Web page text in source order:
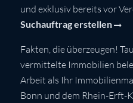
und exklusiv bereits vor
Suchauftrag erstellen
Fakten, die überzeugen!
vermittelte Immobilien
Arbeit als Ihr
Bonn und dem Rhein-Erft-